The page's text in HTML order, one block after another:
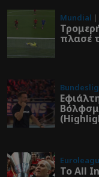
Mundial |
πλασέ
Το All